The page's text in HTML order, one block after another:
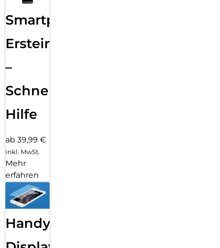
Smartphone
Ersteinrichtung
–
Schnelle
Hilfe
ab 39,99 €
inkl. MwSt.
Mehr
erfahren
Handy